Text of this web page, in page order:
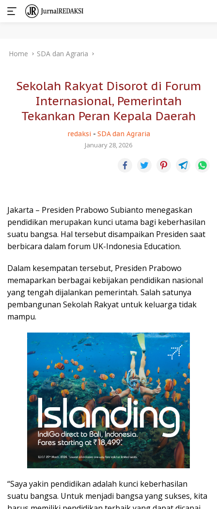
Home SDA dan Agraria
Sekolah Rakyat Disorot di Forum
Internasional, Pemerintah
Tekankan Peran Kepala Daerah
redaksi - SDA dan Agraria
January 28, 2026
Jakarta – Presiden Prabowo Subianto menegaskan
pendidikan merupakan kunci utama bagi keberhasilan
suatu bangsa. Hal tersebut disampaikan Presiden saat
berbicara dalam forum UK-Indonesia Education.
Dalam kesempatan tersebut, Presiden Prabowo
memaparkan berbagai kebijakan pendidikan nasional
yang tengah dijalankan pemerintah. Salah satunya
pembangunan Sekolah Rakyat untuk keluarga tidak
mampu.
“Saya yakin pendidikan adalah kunci keberhasilan
suatu bangsa. Untuk menjadi bangsa yang sukses, kita